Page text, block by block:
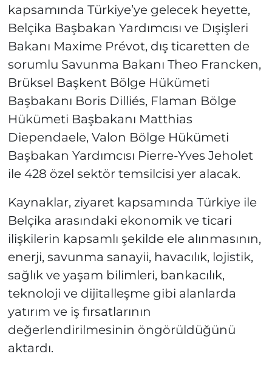
kapsamında Türkiye’ye gelecek heyette,
Belçika Başbakan Yardımcısı ve Dışişleri
Bakanı Maxime Prévot, dış ticaretten de
sorumlu Savunma Bakanı Theo Francken,
Brüksel Başkent Bölge Hükümeti
Başbakanı Boris Dilliés, Flaman Bölge
Hükümeti Başbakanı Matthias
Diependaele, Valon Bölge Hükümeti
Başbakan Yardımcısı Pierre-Yves Jeholet
ile 428 özel sektör temsilcisi yer alacak.
Kaynaklar, ziyaret kapsamında Türkiye ile
Belçika arasındaki ekonomik ve ticari
ilişkilerin kapsamlı şekilde ele alınmasının,
enerji, savunma sanayii, havacılık, lojistik,
sağlık ve yaşam bilimleri, bankacılık,
teknoloji ve dijitalleşme gibi alanlarda
yatırım ve iş fırsatlarının
değerlendirilmesinin öngörüldüğünü
aktardı.